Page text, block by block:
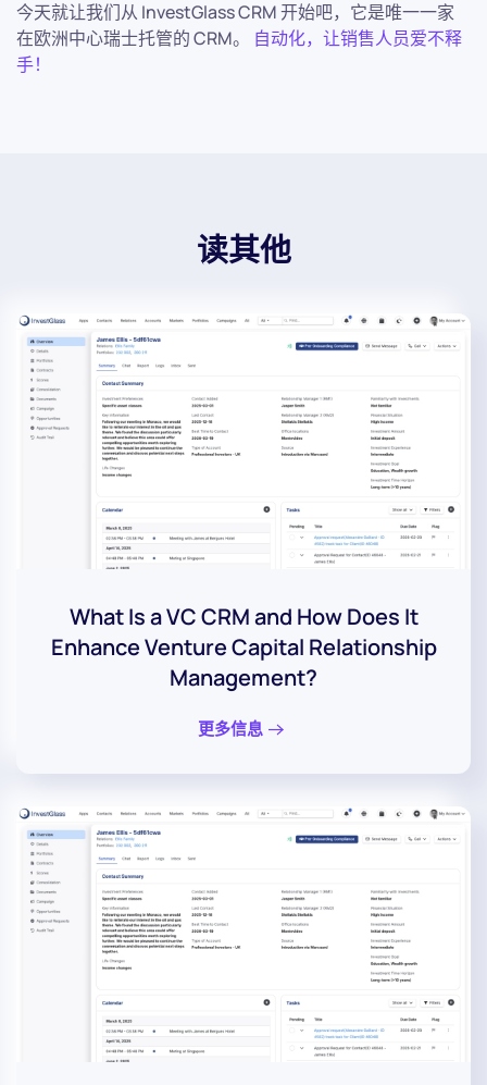
今天就让我们从 InvestGlass CRM 开始吧，它是唯一一家
在欧洲中心瑞士托管的 CRM。 自动化，让销售人员爱不释
手！
读其他
What Is a VC CRM and How Does It
Enhance Venture Capital Relationship
Management?
更多信息